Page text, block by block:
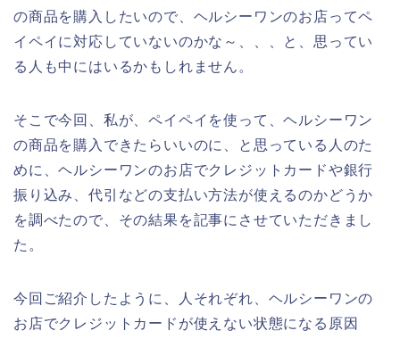
の商品を購入したいので、ヘルシーワンのお店ってペ
イペイに対応していないのかな～、、、と、思ってい
る人も中にはいるかもしれません。
そこで今回、私が、ペイペイを使って、ヘルシーワン
の商品を購入できたらいいのに、と思っている人のた
めに、ヘルシーワンのお店でクレジットカードや銀行
振り込み、代引などの支払い方法が使えるのかどうか
を調べたので、その結果を記事にさせていただきまし
た。
今回ご紹介したように、人それぞれ、ヘルシーワンの
お店でクレジットカードが使えない状態になる原因